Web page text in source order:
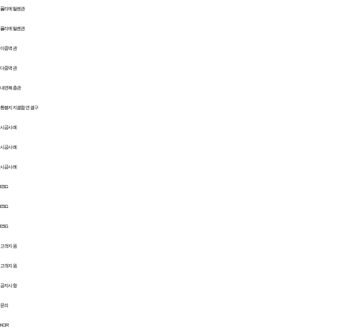
폴리에틸렌관
폴리에틸렌관
이중벽관
다중벽관
내면복층관
환봉지지결합 연결구
시공사례
시공사례
시공사례
ESG
ESG
ESG
고객지원
고객지원
공지사항
문의
KOR